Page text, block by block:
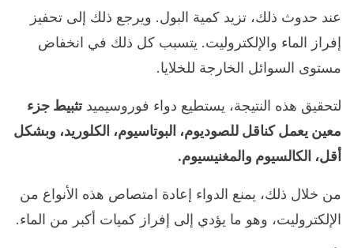
عند حدوث ذلك، تزيد كمية البول. ويرجع ذلك إلى تحفيز
إفراز الماء والإلكتروليت. يتسبب كل ذلك في انخفاض
مستوى السوائل الخارجة للخلايا.
لتحقيق هذه النتيجة، يستطيع دواء فوروسيميدتثبيط جزء
معين يعمل كناقل للصوديوم، البوتاسيوم، الكلوريد، وبشكل
أقل، الكالسيوم والمغنيسيوم.
من خلال ذلك، يمنع الدواء إعادة امتصاص هذه الأنواع من
الإلكتروليت، وهو ما يؤدي إلى إفراز كميات أكبر من الماء.